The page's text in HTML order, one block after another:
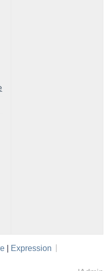
| Expression